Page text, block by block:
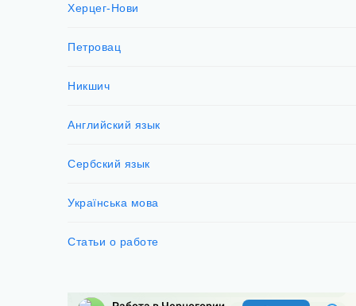
Херцег-Нови
Петровац
Никшич
Английский язык
Сербский язык
Українська мова
Статьи о работе